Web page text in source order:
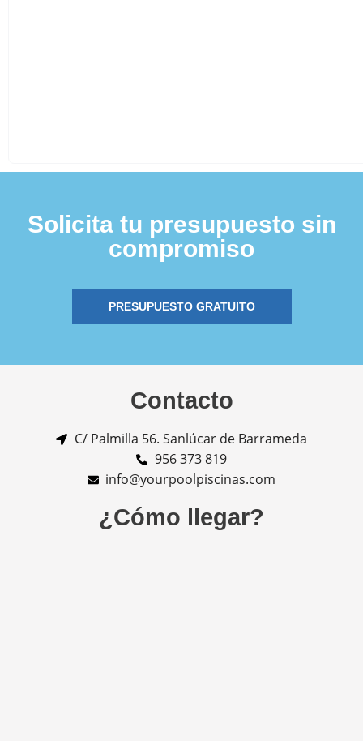
Solicita tu presupuesto sin
compromiso
PRESUPUESTO GRATUITO
Contacto
C/ Palmilla 56. Sanlúcar de Barrameda
956 373 819
info@yourpoolpiscinas.com
¿Cómo llegar?